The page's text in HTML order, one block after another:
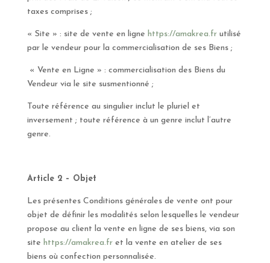
taxes comprises ;
« Site » : site de vente en ligne https://amakrea.frutilisé
par le vendeur pour la commercialisation de ses Biens ;
« Vente en Ligne » : commercialisation des Biens du
Vendeur via le site susmentionné ;
Toute référence au singulier inclut le pluriel et
inversement ; toute référence à un genre inclut l’autre
genre.
Article 2 – Objet
Les présentes Conditions générales de vente ont pour
objet de définir les modalités selon lesquelles le vendeur
propose au client la vente en ligne de ses biens, via son
site https://amakrea.fret la vente en atelier de ses
biens où confection personnalisée.